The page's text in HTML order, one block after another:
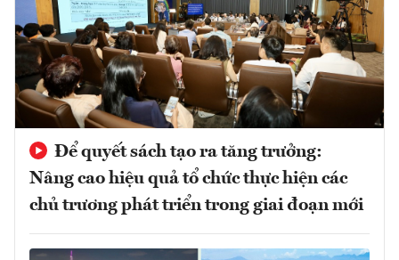
Để quyết sách tạo ra tăng trưởng:
Nâng cao hiệu quả tổ chức thực hiện các
chủ trương phát triển trong giai đoạn mới